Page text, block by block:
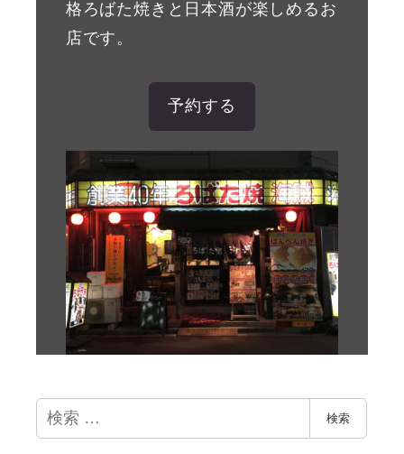
格ろばた焼きと日本酒が楽しめるお
店です。
予約する
検
索
検索